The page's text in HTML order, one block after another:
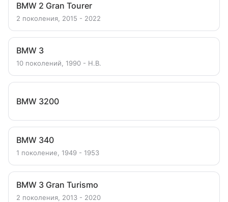
BMW 2 Gran Tourer
2 поколения, 2015 - 2022
BMW 3
10 поколений, 1990 - Н.В.
BMW 3200
BMW 340
1 поколение, 1949 - 1953
BMW 3 Gran Turismo
2 поколения, 2013 - 2020